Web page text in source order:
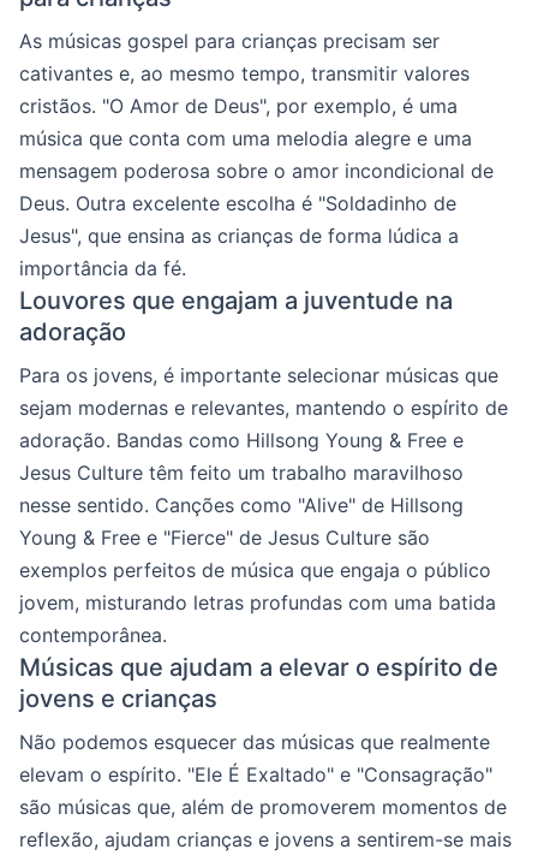
As músicas gospel para crianças precisam ser
cativantes e, ao mesmo tempo, transmitir valores
cristãos. "O Amor de Deus", por exemplo, é uma
música que conta com uma melodia alegre e uma
mensagem poderosa sobre o amor incondicional de
Deus. Outra excelente escolha é "Soldadinho de
Jesus", que ensina as crianças de forma lúdica a
importância da fé.
Louvores que engajam a juventude na
adoração
Para os jovens, é importante selecionar músicas que
sejam modernas e relevantes, mantendo o espírito de
adoração. Bandas como Hillsong Young & Free e
Jesus Culture têm feito um trabalho maravilhoso
nesse sentido. Canções como "Alive" de Hillsong
Young & Free e "Fierce" de Jesus Culture são
exemplos perfeitos de música que engaja o público
jovem, misturando letras profundas com uma batida
contemporânea.
Músicas que ajudam a elevar o espírito de
jovens e crianças
Não podemos esquecer das músicas que realmente
elevam o espírito. "Ele É Exaltado" e "Consagração"
são músicas que, além de promoverem momentos de
reflexão, ajudam crianças e jovens a sentirem-se mais